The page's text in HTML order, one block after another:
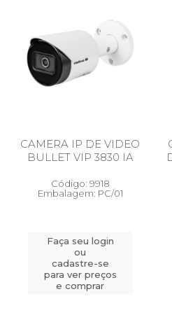
CAMERA IP DE VIDEO
BULLET VIP 3830 IA
Código: 9918
Embalagem: PC/01
Faça seu login
ou
cadastre-se
para ver preços
e comprar